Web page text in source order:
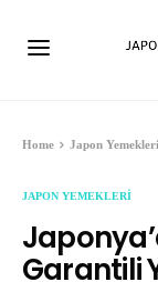
Home Japon Yemekleri
JAPON YEMEKLERI
Garantili